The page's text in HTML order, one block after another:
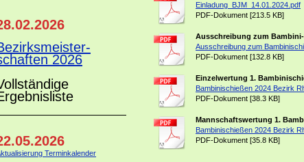
2026
Terminkalender
Einladung_BJM_14.01.2024.pdf
PDF-Dokument [213.5 KB]
Ausschreibung zum
Ausschreibung zum
PDF-Dokument [132.8 KB]
Einzelwertung 1.
Bambinischießen 2024 Bezirk
PDF-Dokument [38.3 KB]
Mannschaftswertung 1.
Bambinischießen 2024 Bezirk
PDF-Dokument [35.8 KB]